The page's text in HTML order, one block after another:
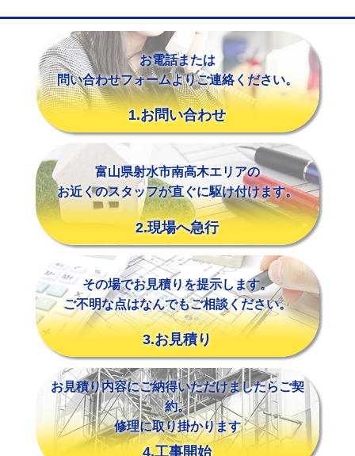
※給水管工事は20mmまでの価格です。
お電話または
問い合わせフォームよりご連絡ください。
1.お問い合わせ
富山県射水市南高木エリアの
お近くのスタッフが直ぐに駆け付けます。
2.現場へ急行
その場でお見積りを提示します。
ご不明な点はなんでもご相談ください。
3.お見積り
お見積り内容にご納得いただけましたらご契
約。
修理に取り掛かります
4.工事開始